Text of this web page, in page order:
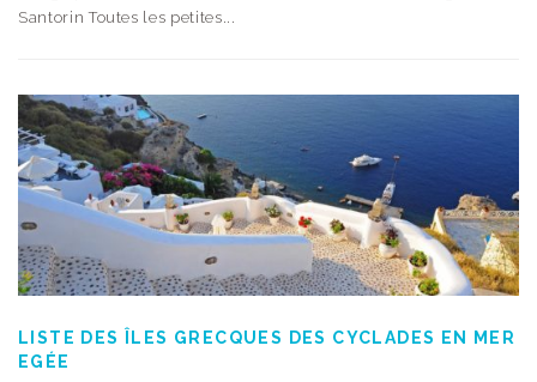
Santorin Toutes les petites...
LISTE DES ÎLES GRECQUES DES CYCLADES EN MER
EGÉE